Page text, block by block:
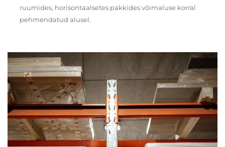
ruumides, horisontaalsetes pakkides võimaluse korral
pehmendatud alusel.